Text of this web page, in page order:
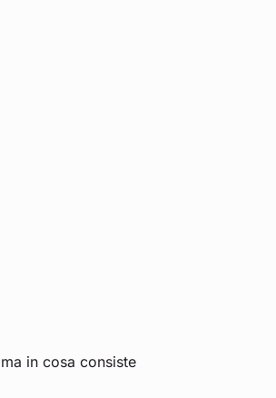
in cosa consiste